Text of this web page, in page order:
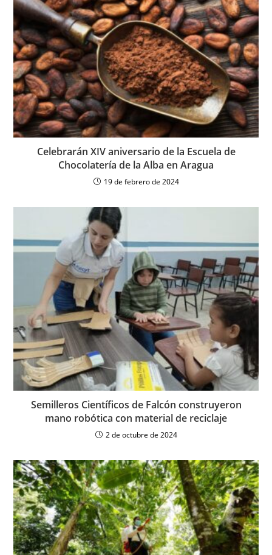
Celebrarán XIV aniversario de la Escuela de
Chocolatería de la Alba en Aragua
19 de febrero de 2024
Semilleros Científicos de Falcón construyeron
mano robótica con material de reciclaje
2 de octubre de 2024